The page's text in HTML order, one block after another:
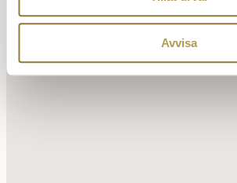
Avvisa
trivas.
LÄS MER OMMATS